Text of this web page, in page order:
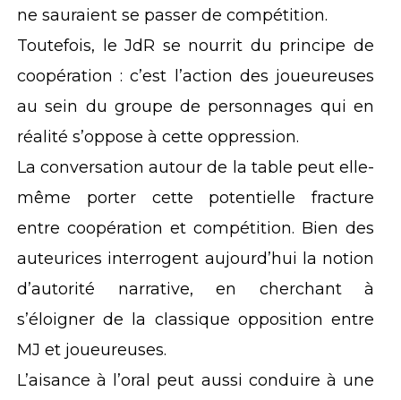
ne sauraient se passer de compétition.
Toutefois, le JdR se nourrit du principe de
coopération : c’est l’action des joueureuses
au sein du groupe de personnages qui en
réalité s’oppose à cette oppression.
La conversation autour de la table peut elle-
même porter cette potentielle fracture
entre coopération et compétition. Bien des
auteurices interrogent aujourd’hui la notion
d’autorité narrative, en cherchant à
s’éloigner de la classique opposition entre
MJ et joueureuses.
L’aisance à l’oral peut aussi conduire à une